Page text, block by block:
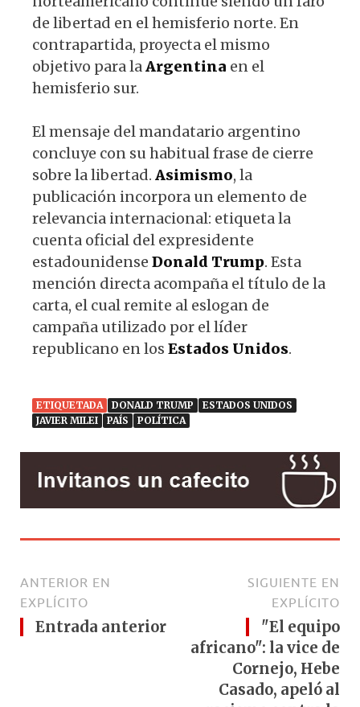
de libertad en el hemisferio norte. En
contrapartida, proyecta el mismo
objetivo para laArgentina en el
hemisferio sur.
El mensaje del mandatario argentino
concluye con su habitual frase de cierre
sobre la libertad. Asimismo, la
publicación incorpora un elemento de
relevancia internacional: etiqueta la
cuenta oficial del expresidente
estadounidense Donald Trump. Esta
mención directa acompaña el título de la
carta, el cual remite al eslogan de
campaña utilizado por el líder
republicano en los Estados Unidos.
ETIQUETADA DONALD TRUMP
ESTADOS UNIDOS
JAVIER MILEI
PAÍS POLÍTICA
ANTERIOR EN
EXPLÍCITO
Entrada anterior
SIGUIENTE EN
EXPLÍCITO
"El equipo
africano": la vice de
Cornejo, Hebe
Casado, apeló al